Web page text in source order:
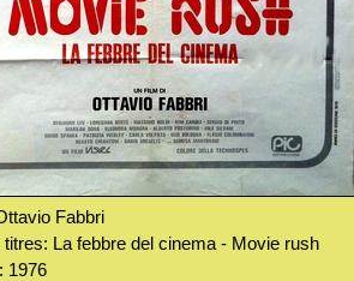
Fabbri
titres: La febbre del cinema - Movie rush
1976